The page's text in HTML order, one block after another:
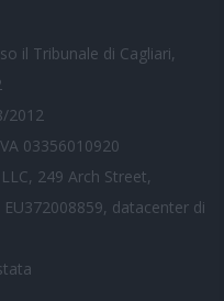
il Tribunale di Cagliari,
2012
03356010920
249 Arch Street,
datacenter di